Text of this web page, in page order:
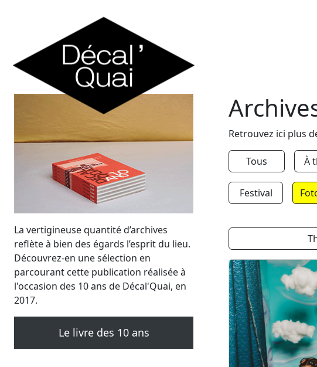
La vertigineuse quantité d’archives
reflète à bien des égards l’esprit du lieu.
Découvrez-en une sélection en
parcourant cette publication réalisée à
l'occasion des 10 ans de Décal'Quai, en
2017.
Le livre des 10 ans
Retrouvez ici plus
Tous À
Festival